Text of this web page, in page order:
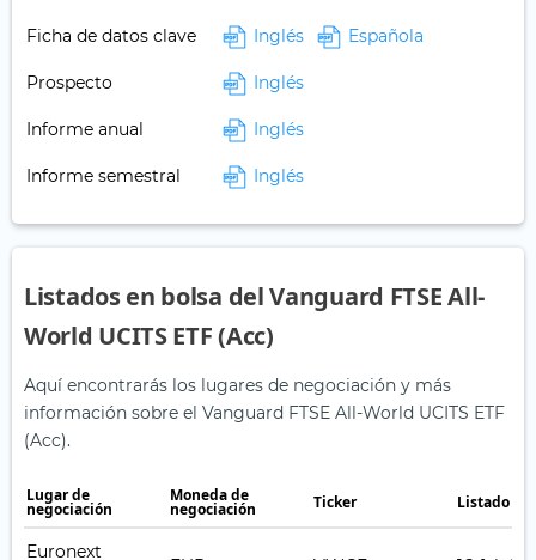
Ficha de datos clave Inglés Española
Prospecto Inglés
Informe anual Inglés
Informe semestral Inglés
Listados en bolsa del Vanguard FTSE All-
World UCITS ETF (Acc)
Aquí encontrarás los lugares de negociación y más
información sobre el Vanguard FTSE All-World UCITS ETF
(Acc).
Lugar de
negociación
Moneda de
negociación Ticker Listado en
Euronext